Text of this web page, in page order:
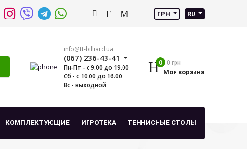
ГРН RU
info@tt-billiard.ua
(067) 236-43-41
Пн-Пт - с 9.00 до 19.00
Сб - с 10.00 до 16.00
Вс - выходной
0 0 грн
Моя корзина
КОМПЛЕКТУЮЩИЕ ИГРОТЕКА ТЕННИСНЫЕ СТОЛЫ